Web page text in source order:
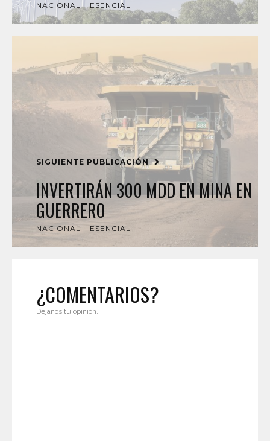
NACIONAL ESENCIAL
SIGUIENTE PUBLICACIÓN
INVERTIRÁN 300 MDD EN MINA EN
GUERRERO
NACIONAL ESENCIAL
¿COMENTARIOS?
Déjanos tu opinión.